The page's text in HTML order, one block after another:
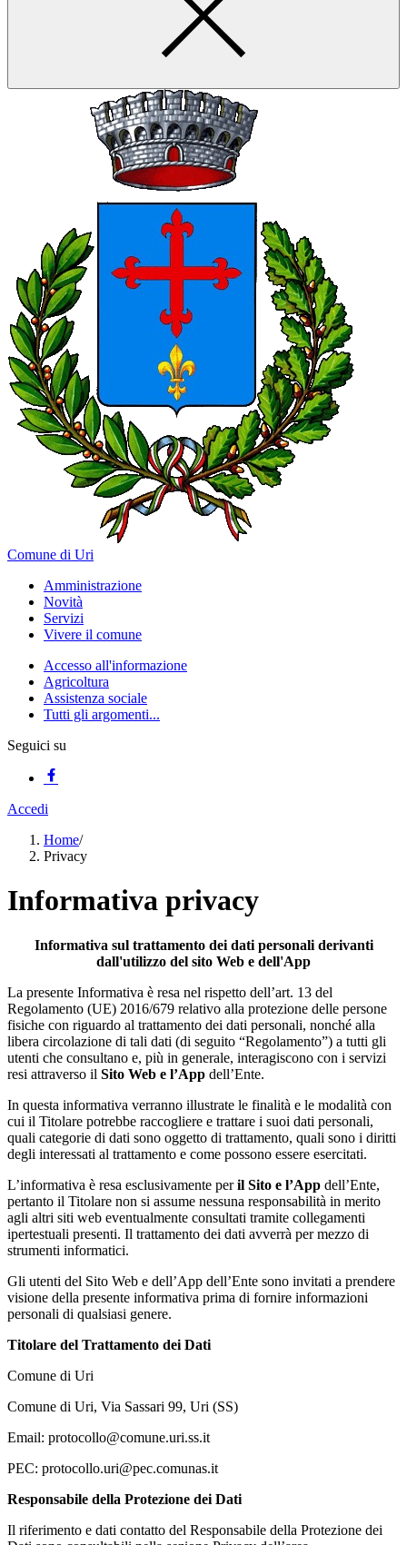
Comune di Uri
Amministrazione
Novità
Servizi
Vivere il comune
Accesso all'informazione
Agricoltura
Assistenza sociale
Tutti gli argomenti...
Seguici su
Accedi
Home/
Privacy
Informativa privacy
Informativa sul trattamento dei dati personali derivanti
dall'utilizzo del sito Web e dell'App
La presente Informativa è resa nel rispetto dell’art. 13 del
Regolamento (UE) 2016/679 relativo alla protezione delle persone
fisiche con riguardo al trattamento dei dati personali, nonché alla
libera circolazione di tali dati (di seguito “Regolamento”) a tutti gli
utenti che consultano e, più in generale, interagiscono con i servizi
resi attraverso il Sito Web e l’App dell’Ente.
In questa informativa verranno illustrate le finalità e le modalità con
cui il Titolare potrebbe raccogliere e trattare i suoi dati personali,
quali categorie di dati sono oggetto di trattamento, quali sono i diritti
degli interessati al trattamento e come possono essere esercitati.
L’informativa è resa esclusivamente peril Sito e l’App dell’Ente,
pertanto il Titolare non si assume nessuna responsabilità in merito
agli altri siti web eventualmente consultati tramite collegamenti
ipertestuali presenti. Il trattamento dei dati avverrà per mezzo di
strumenti informatici.
Gli utenti del Sito Web e dell’App dell’Ente sono invitati a prendere
visione della presente informativa prima di fornire informazioni
personali di qualsiasi genere.
Titolare del Trattamento dei Dati
Comune di Uri
Comune di Uri, Via Sassari 99, Uri (SS)
Email: protocollo@comune.uri.ss.it
PEC: protocollo.uri@pec.comunas.it
Responsabile della Protezione dei Dati
Il riferimento e dati contatto del Responsabile della Protezione dei